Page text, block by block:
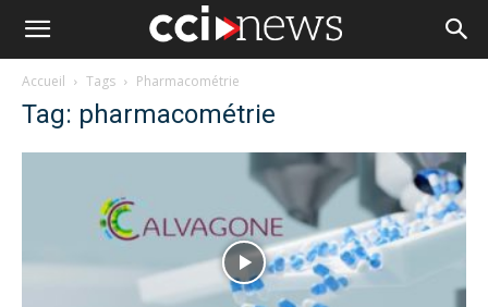
Accueil Tags Pharmacométrie
Tag: pharmacométrie